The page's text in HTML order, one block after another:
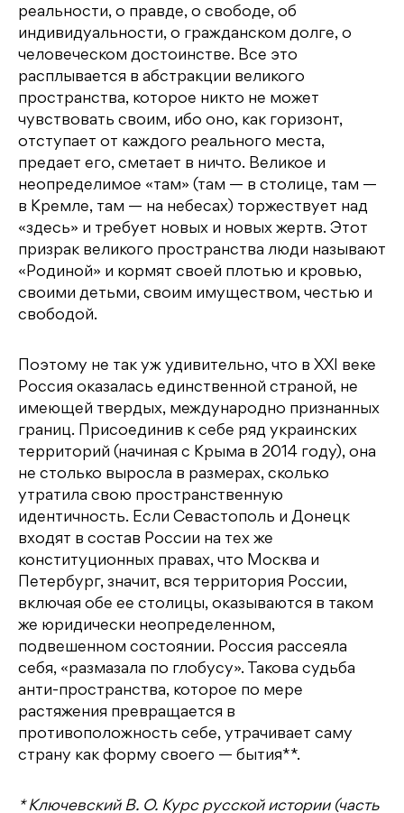
реальности, о правде, о свободе, об
индивидуальности, о гражданском долге, о
человеческом достоинстве. Все это
расплывается в абстракции великого
пространства, которое никто не может
чувствовать своим, ибо оно, как горизонт,
отступает от каждого реального места,
предает его, сметает в ничто. Великое и
неопределимое «там» (там — в столице, там —
в Кремле, там — на небесах) торжествует над
«здесь» и требует новых и новых жертв. Этот
призрак великого пространства люди называют
«Родиной» и кормят своей плотью и кровью,
своими детьми, своим имуществом, честью и
свободой.
Поэтому не так уж удивительно, что в XXI веке
Россия оказалась единственной страной, не
имеющей твердых, международно признанных
границ. Присоединив к себе ряд украинских
территорий (начиная с Крыма в 2014 году), она
не столько выросла в размерах, сколько
утратила свою пространственную
идентичность. Если Севастополь и Донецк
входят в состав России на тех же
конституционных правах, что Москва и
Петербург, значит, вся территория России,
включая обе ее столицы, оказываются в таком
же юридически неопределенном,
подвешенном состоянии. Россия рассеяла
себя, «размазала по глобусу». Такова судьба
анти-пространства, которое по мере
растяжения превращается в
противоположность себе, утрачивает саму
страну как форму своего — бытия**.
* Ключевский В. О. Курс русской истории (часть